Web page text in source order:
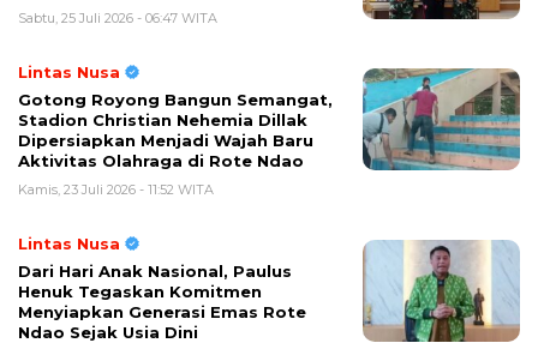
Sabtu, 25 Juli 2026 - 06:47 WITA
Lintas Nusa
Gotong Royong Bangun Semangat,
Stadion Christian Nehemia Dillak
Dipersiapkan Menjadi Wajah Baru
Aktivitas Olahraga di Rote Ndao
Kamis, 23 Juli 2026 - 11:52 WITA
Lintas Nusa
Dari Hari Anak Nasional, Paulus
Henuk Tegaskan Komitmen
Menyiapkan Generasi Emas Rote
Ndao Sejak Usia Dini